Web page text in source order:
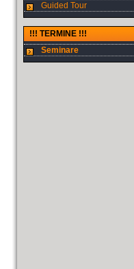
Guided Tour
!!! TERMINE !!!
Seminare